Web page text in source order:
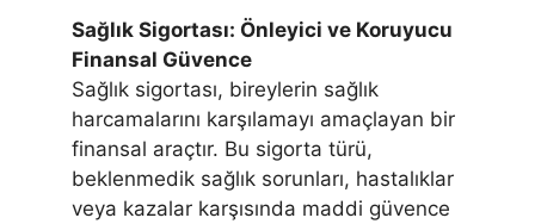
Sağlık Sigortası: Önleyici ve Koruyucu
Finansal Güvence
Sağlık sigortası, bireylerin sağlık
harcamalarını karşılamayı amaçlayan bir
finansal araçtır. Bu sigorta türü,
beklenmedik sağlık sorunları, hastalıklar
veya kazalar karşısında maddi güvence